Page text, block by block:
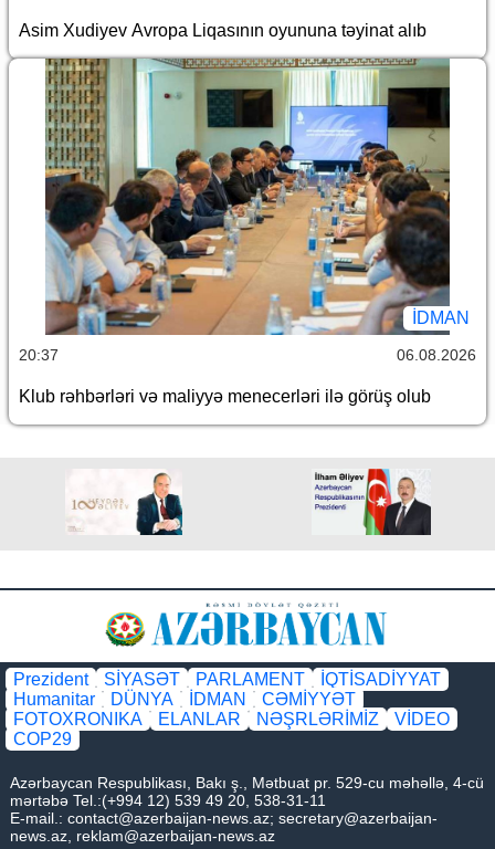
Asim Xudiyev Avropa Liqasının oyununa təyinat alıb
İDMAN
20:37 06.08.2026
Klub rəhbərləri və maliyyə menecerləri ilə görüş olub
Prezident SİYASƏT PARLAMENT
İQTİSADİYYAT
Humanitar
DÜNYA İDMAN
CƏMİYYƏT
FOTOXRONIKA
ELANLAR NƏŞRLƏRİMİZ
VİDEO
COP29
Azərbaycan Respublikası, Bakı ş., Mətbuat pr. 529-cu məhəllə, 4-cü
mərtəbə Tel.:(+994 12) 539 49 20, 538-31-11
E-mail.: contact@azerbaijan-news.az; secretary@azerbaijan-
news.az reklam@azerbaijan-news.az